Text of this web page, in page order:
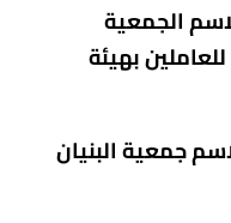
/الاسم الجمعية
بهيئة
/الاسم جمعية البنيان